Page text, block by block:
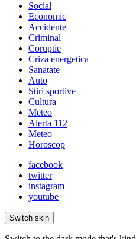
Social
Economic
Accidente
Criminal
Coruptie
Criza energetica
Sanatate
Auto
Stiri sportive
Cultura
Meteo
Alerta 112
Meteo
Horoscop
facebook
twitter
instagram
youtube
Switch skin